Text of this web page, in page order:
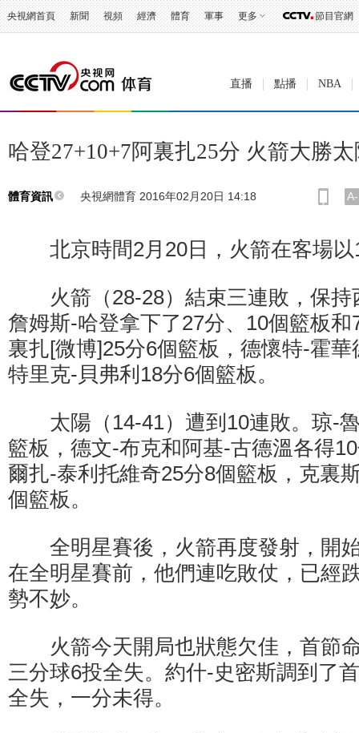
央視網首頁 新聞 視頻 經濟 體育 軍事 更多 節目官網
直播 點播 NBA
哈登27+10+7阿裏扎25分 火箭大勝
體育資訊 央視網體育 2016年02月20日 14:18 A-
北京時間2月20日，火箭在客場以
火箭（28-28）結束三連敗，保持
詹姆斯-哈登拿下了27分、10個籃板
裏扎[微博]25分6個籃板，德懷特-霍
特里克-貝弗利18分6個籃板。
太陽（14-41）遭到10連敗。琼-魯
籃板，德文-布克和阿基-古德溫各得
爾扎-泰利托維奇25分8個籃板，克裏
個籃板。
全明星賽後，火箭再度發射，開
在全明星賽前，他們連吃敗仗，已經
勢不妙。
火箭今天開局也狀態欠佳，首節
三分球6投全失。約什-史密斯調到了
全失，一分未得。